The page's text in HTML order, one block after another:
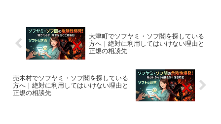
大津町でソフヤミ・ソフ闇を探している
方へ｜絶対に利用してはいけない理由と
正規の相談先
売木村でソフヤミ・ソフ闇を探している
方へ｜絶対に利用してはいけない理由と
正規の相談先